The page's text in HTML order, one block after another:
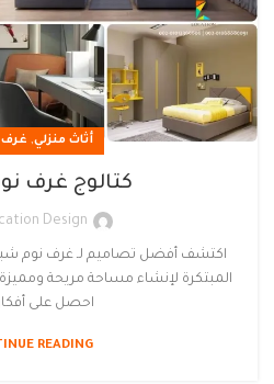
أثاث منزلي,
كتالوج غرف
Design
اكتشف أفضل تصاميم لـ غرف نوم
المبتكرة لإنشاء مساحة مريحة
احصل على
READING